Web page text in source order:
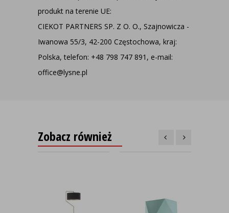
produkt na terenie UE:
CIEKOT PARTNERS SP. Z O. O., Szajnowicza -
Iwanowa 55/3, 42-200 Częstochowa, kraj:
Polska, telefon: +48 798 747 891, e-mail:
office@lysne.pl
Zobacz również